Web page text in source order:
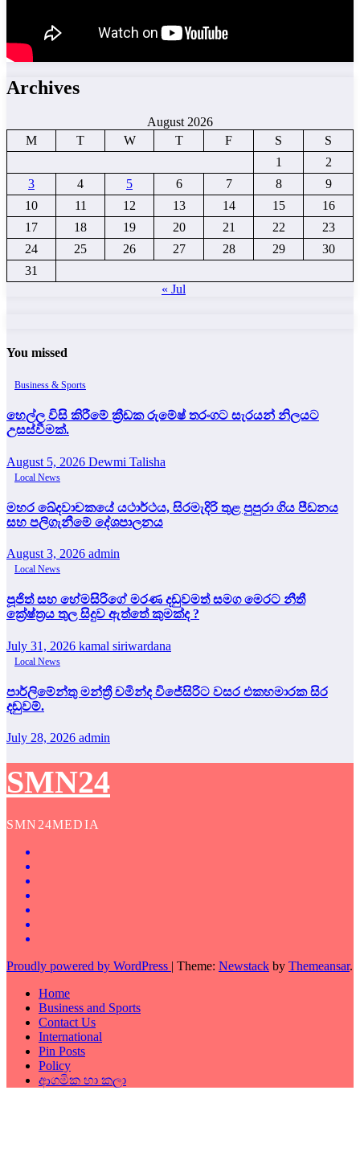
Archives
August 2026
M
T W T F S
S
1
2
3
4 5 6 7 8
9
10
11 12 13 14 15
16
17
18 19 20 21 22
23
24
25 26 27 28 29
30
31
« Jul
You missed
Business & Sports
හෙල්ල විසි කිරීමේ ක්‍රීඩක රුමේෂ් තරංගට සැරයන් නිලයට
උසස්වීමක්.
August 5, 2026 Dewmi Talisha
Local News
මහර ඛේදවාචකයේ යථාර්ථය, සිරමැදිරි තුළ පුපුරා ගිය පීඩනය
සහ පලිගැනීමේ දේශපාලනය
August 3, 2026 admin
Local News
පූජිත් සහ හේමසිරිගේ මරණ දඩුවමත් සමග මෙරට නීතී
ක්‍රේෂ්ත්‍රය තුල සිදුව ඇත්තේ කුමක්ද ?
July 31, 2026 kamal siriwardana
Local News
පාර්ලිමේන්තු මන්ත්‍රී චමින්ද විජේසිරිට වසර එකහමාරක සිර
දඬුවම්.
July 28, 2026 admin
SMN24
SMN24MEDIA
Proudly powered by WordPress | Theme: Newstack by Themeansar.
Home
Business and Sports
Contact Us
International
Pin Posts
Policy
ආගමික හා කලා